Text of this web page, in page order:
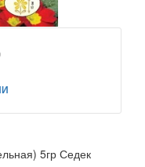
5гр Седек